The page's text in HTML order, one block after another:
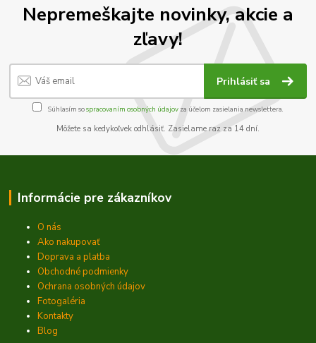
Nepremeškajte novinky, akcie a
zľavy!
Prihlásiť sa
Súhlasím sospracovaním osobných údajov za účelom zasielania newslettera.
Môžete sa kedykoľvek odhlásiť. Zasielame raz za 14 dní.
Informácie pre zákazníkov
O nás
Ako nakupovať
Doprava a platba
Obchodné podmienky
Ochrana osobných údajov
Fotogaléria
Kontakty
Blog